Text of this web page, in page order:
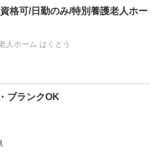
格可/日勤のみ/特別養護老人ホー
人ホーム はくとう
ブランクOK